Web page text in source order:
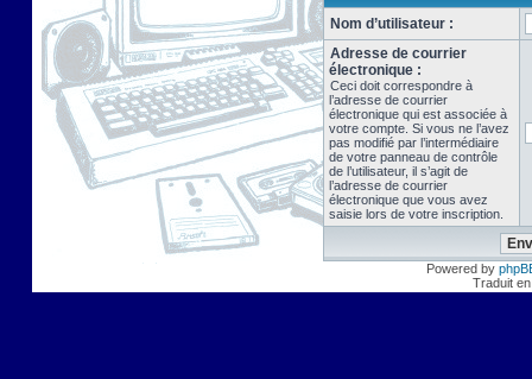
Nom d’utilisateur :
Adresse de courrier
électronique :
Ceci doit correspondre à
l’adresse de courrier
électronique qui est associée à
votre compte. Si vous ne l’avez
pas modifié par l’intermédiaire
de votre panneau de contrôle
de l’utilisateur, il s’agit de
l’adresse de courrier
électronique que vous avez
saisie lors de votre inscription.
Powered by
Traduit